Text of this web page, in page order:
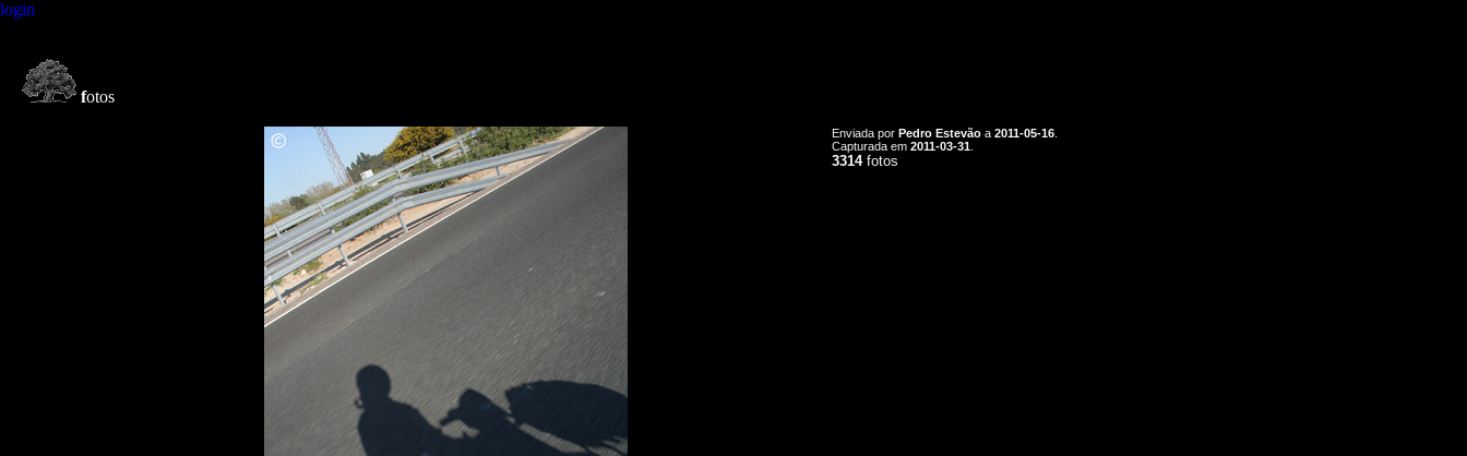
login
fotos
Enviada por Pedro Estevão a 2011-05-16
Capturada em 2011-03-31
3314fotos